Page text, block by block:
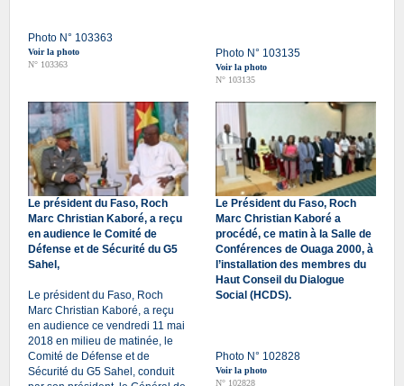
Photo N° 103363
Voir la photo
N° 103363
Photo N° 103135
Voir la photo
N° 103135
Le président du Faso, Roch
Marc Christian Kaboré, a reçu
en audience le Comité de
Défense et de Sécurité du G5
Sahel,
Le président du Faso, Roch
Marc Christian Kaboré, a reçu
en audience ce vendredi 11 mai
2018 en milieu de matinée, le
Comité de Défense et de
Sécurité du G5 Sahel, conduit
Le Président du Faso, Roch
Marc Christian Kaboré a
procédé, ce matin à la Salle de
Conférences de Ouaga 2000, à
l’installation des membres du
Haut Conseil du Dialogue
Social (HCDS).
Photo N° 102828
Voir la photo
N° 102828